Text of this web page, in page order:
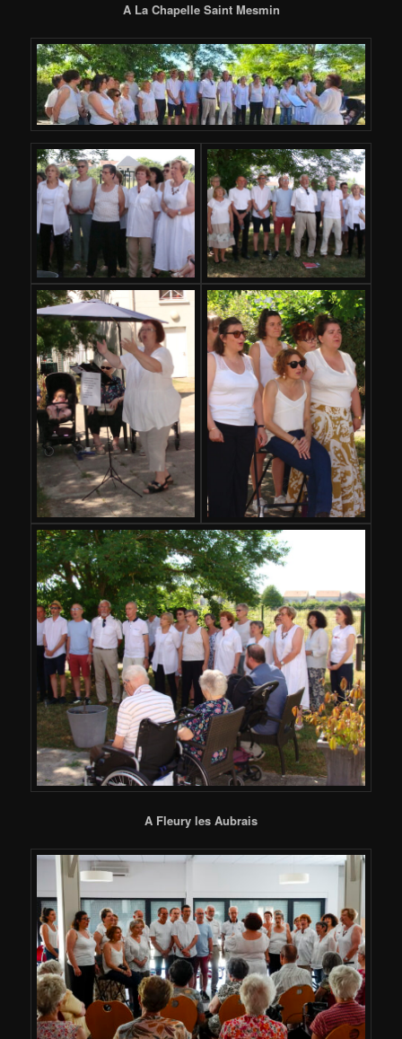
A La Chapelle Saint Mesmin
A Fleury les Aubrais